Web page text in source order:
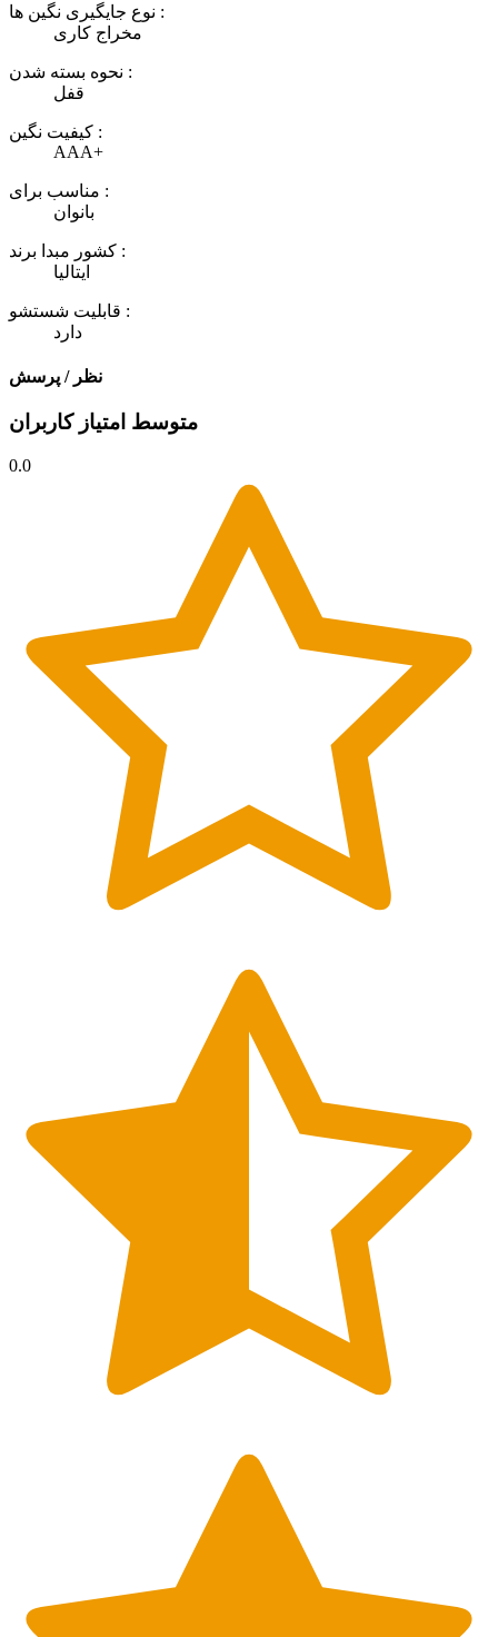
نوع جایگیری نگین ها :
مخراج کاری
نحوه بسته شدن :
قفل
کیفیت نگین :
AAA+
مناسب برای :
بانوان
کشور مبدا برند :
ایتالیا
قابلیت شستشو :
دارد
نظر / پرسش
متوسط امتیاز کاربران
0.0